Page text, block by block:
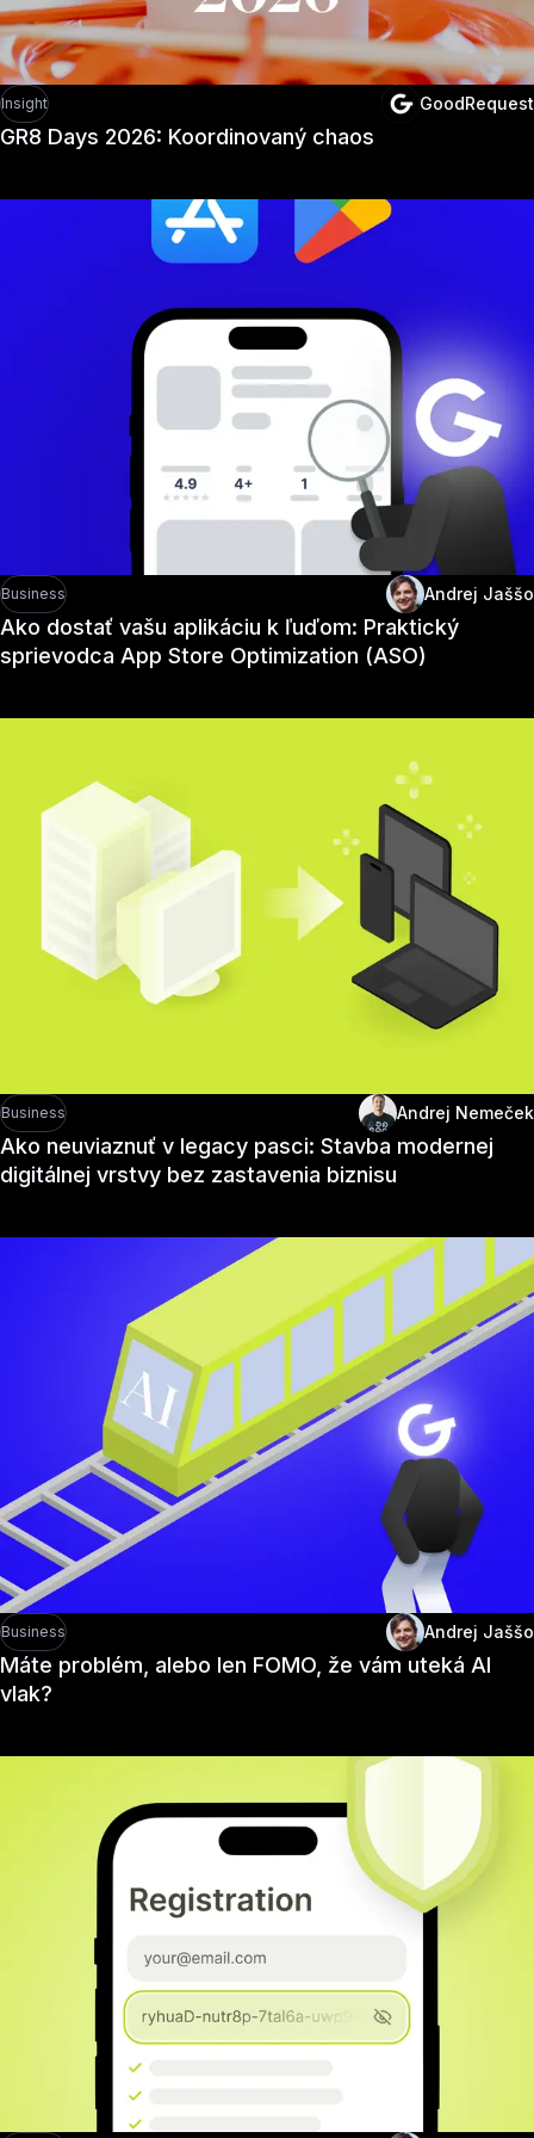
Insight GoodRequest
GR8 Days 2026: Koordinovaný chaos
Business Andrej Jaššo
Ako dostať vašu aplikáciu k ľuďom: Praktický
sprievodca App Store Optimization (ASO)
Business Andrej Nemeček
Ako neuviaznuť v legacy pasci: Stavba modernej
digitálnej vrstvy bez zastavenia biznisu
Business Andrej Jaššo
Máte problém, alebo len FOMO, že vám uteká AI
vlak?